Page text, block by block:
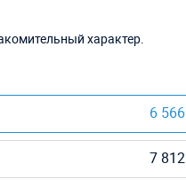
характер.
6
7